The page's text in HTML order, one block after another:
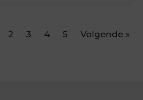
2 3 4 5 Volgende »